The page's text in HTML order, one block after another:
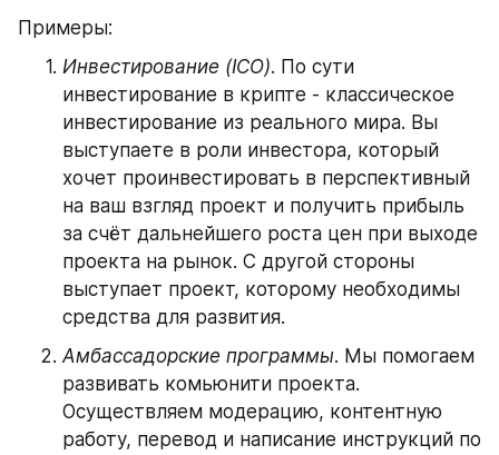
Примеры:
Инвестирование (ICO). По сути
инвестирование в крипте - классическое
инвестирование из реального мира. Вы
выступаете в роли инвестора, который
хочет проинвестировать в перспективный
на ваш взгляд проект и получить прибыль
за счёт дальнейшего роста цен при выходе
проекта на рынок. С другой стороны
выступает проект, которому необходимы
средства для развития.
Амбассадорские программы. Мы помогаем
развивать комьюнити проекта.
Осуществляем модерацию, контентную
работу, перевод и написание инструкций по